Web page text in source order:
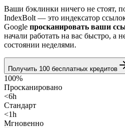
Ваши бэклинки ничего не стоят,
IndexBolt — это индексатор
Google просканировать ваши
начали работать на вас быстро, а
состоянии неделями.
Получить 100 бесплатных кредитов
100%
Просканировано
<6h
Стандарт
<1h
Мгновенно